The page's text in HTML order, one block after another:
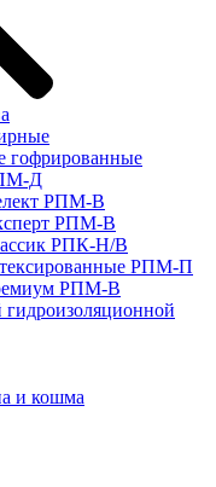
гофрированные
Д
РПМ-В
РПМ-В
РПК-Н/В
РПМ-П
РПМ-В
гидроизоляционной
и кошма